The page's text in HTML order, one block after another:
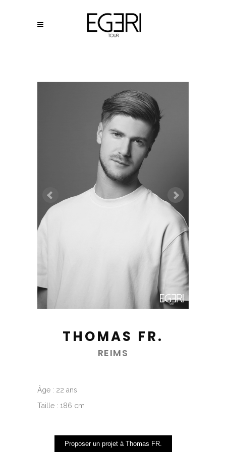
THOMAS FR.
REIMS
Âge : 22 ans
Taille : 186 cm
Proposer un projet à Thomas FR.